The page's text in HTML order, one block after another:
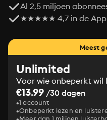
Al 2,5 miljoen
★★★★★ 4,7 in de App
Meest
Unlimited
Voor wie onbeperkt wil
€13.99 /30 dagen
1 account
Onbeperkt lezen en